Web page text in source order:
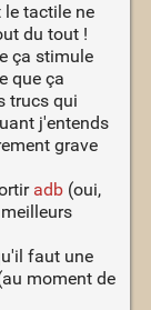
le tactile ne
du tout !
ça stimule
que ça
trucs qui
j'entends
grave
adb(oui,
faut une
moment de